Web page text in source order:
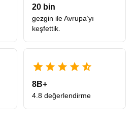
20 bin
gezgin ile Avrupa’yı
keşfettik.
8B+
4.8 değerlendirme